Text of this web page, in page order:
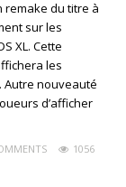
remake du titre à
sur les
XL. Cette
les
Autre nouveauté
d’afficher
1056